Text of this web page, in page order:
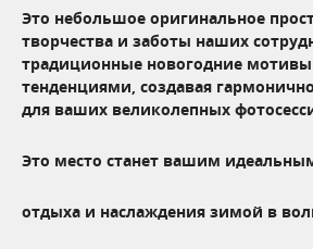
Это небольшое оригинальное
творчества и заботы наших
традиционные новогодние
тенденциями, создавая
для ваших великолепных
Это место станет вашим
отдыха и наслаждения зимой в